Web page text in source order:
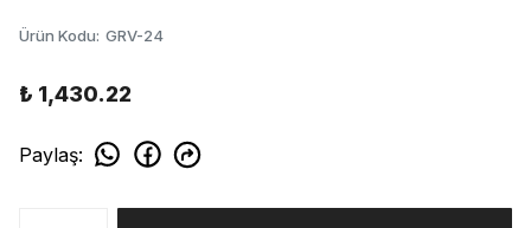
Ürün Kodu: GRV-24
₺ 1,430.22
Paylaş: